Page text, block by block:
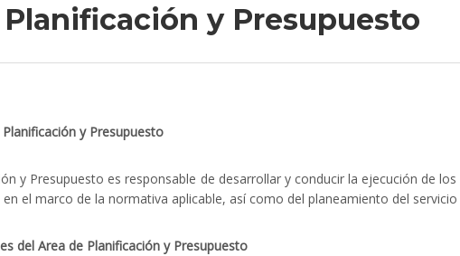
y Presupuesto
y Presupuesto
y Presupuesto es responsable de desarrollar y conducir la ejecución de
el marco de la normativa aplicable, así como del planeamiento del
del Area de Planificación y Presupuesto